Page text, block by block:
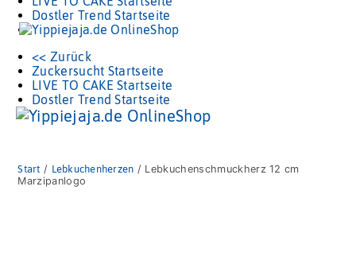
Dostler Trend Startseite
<< Zurück
Zuckersucht Startseite
LIVE TO CAKE Startseite
Dostler Trend Startseite
Start / Lebkuchenherzen / Lebkuchenschmuckherz 12 cm
Marzipanlogo